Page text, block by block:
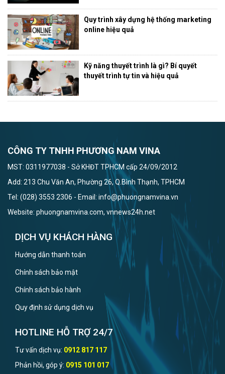
Quy trình xây dựng hệ thống marketing
online hiệu quả
Kỹ năng thuyết trình là gì? Bí quyết
thuyết trình tự tin và hiệu quả
CÔNG TY TNHH PHƯƠNG NAM VINA
MST: 0311977038 - Sở KHĐT TPHCM cấp 24/09/2012
Add: 213 Chu Văn An, Phường 26, Q.Bình Thạnh, TPHCM
Tel: (028) 3553 2306 - Email: info@phuongnamvina.vn
Website: phuongnamvina.com, vnnews24h.net
DỊCH VỤ KHÁCH HÀNG
Hướng dẫn thanh toán
Chính sách bảo mật
Chính sách bảo hành
Quy định sử dụng dịch vụ
HOTLINE HỖ TRỢ 24/7
Tư vấn dịch vụ: 0912 817 117
Phản hồi, góp ý: 0915 101 017